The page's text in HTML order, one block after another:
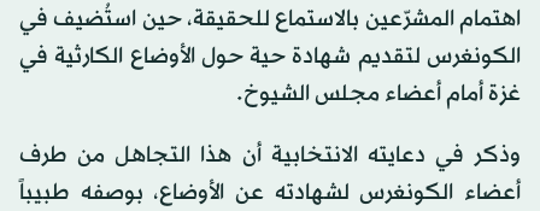
اهتمام المشرّعين بالاستماع للحقيقة، حين استُضيف في
الكونغرس لتقديم شهادة حية حول الأوضاع الكارثية في
غزة أمام أعضاء مجلس الشيوخ.
وذكر في دعايته الانتخابية أن هذا التجاهل من طرف
أعضاء الكونغرس لشهادته عن الأوضاع، بوصفه طبيباً